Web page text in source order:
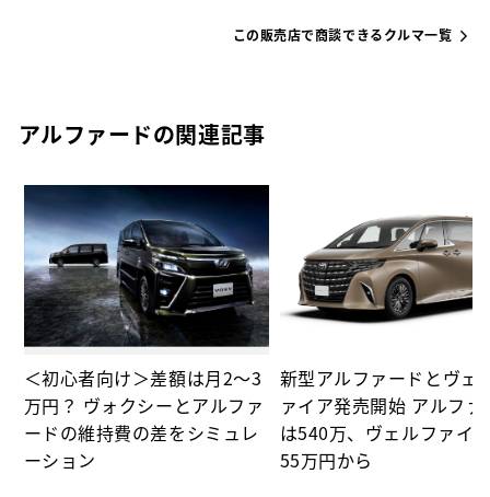
この販売店で商談できるクルマ一覧
アルファードの関連記事
＜初心者向け＞差額は月2～3
万円？ ヴォクシーとアルファ
ードの維持費の差をシミュレ
ーション
新型アルファードとヴェ
ァイア発売開始 アルファ
は540万、ヴェルファイ
55万円から